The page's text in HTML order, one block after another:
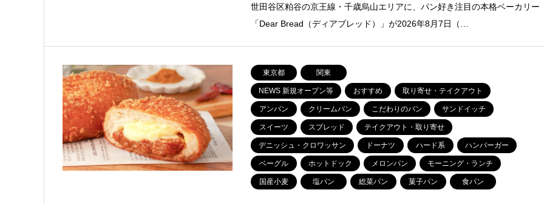
世田谷区粕谷の京王線・千歳烏山エリアに、パン好き注目の本格ベーカリー
「Dear Bread（ディアブレッド）」が2026年8月7日（…
東京都 関東
NEWS 新規オープン等 おすすめ 取り寄せ・テイクアウト
アンパン クリームパン こだわりのパン サンドイッチ
スイーツ スプレッド テイクアウト・取り寄せ
デニッシュ・クロワッサン ドーナツ ハード系 ハンバーガー
ベーグル ホットドック メロンパン モーニング・ランチ
国産小麦 塩パン 総菜パン 菓子パン 食パン